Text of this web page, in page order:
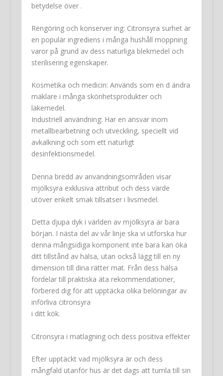
betydelse över .
Rengöring och konserver ing: Citronsyra surhet är
en populär ingrediens i många hushåll moppning
varor på grund av dess naturliga blekmedel och
sterilisering egenskaper.
Kosmetika och medicin: Används som en d ändra
mäklare i många skönhetsprodukter och
läkemedel.
Industriell användning: Har en ansvar inom
metallbearbetning och utveckling, speciellt vid
avkalkning och som ett naturligt
desinfektionsmedel.
Denna bredd av användningsområden visar
mjölksyra exklusiva attribut och dess värde
utöver enkelt smak tillsatser i livsmedel.
Detta djupa dyk i världen av mjölksyra är bara
början. I nästa del av vår linje ska vi utforska hur
denna mångsidiga komponent inte bara kan öka
ditt tillstånd av hälsa, utan också lägg till en ny
dimension till dina rätter mat. Från dess hälsa
fördelar till praktiska äta rekommendationer,
förbered dig för att upptäcka olika belöningar av
införliva citronsyra
i ditt kök.
Citronsyra i matlagning och dess positiva effekter
Efter upptäckt vad mjölksyra är och dess
mångfald utanför hus är det dags att tumla till sin